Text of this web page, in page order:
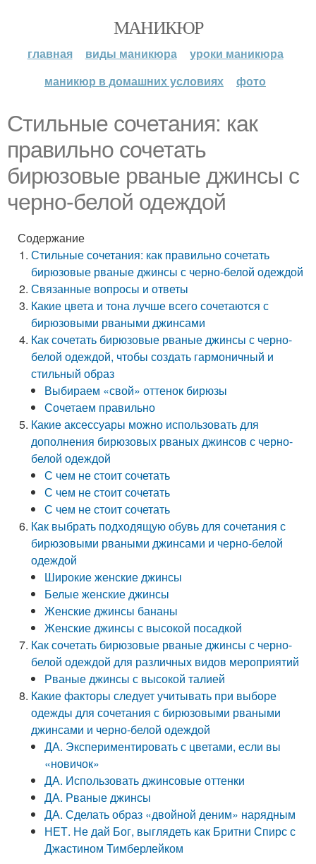
МАНИКЮР
главная виды маникюра
уроки маникюра
маникюр в домашних условиях
фото
Стильные сочетания: как
правильно сочетать
бирюзовые рваные джинсы с
черно-белой одеждой
Содержание
Стильные сочетания: как правильно сочетать
бирюзовые рваные джинсы с черно-белой одеждой
Связанные вопросы и ответы
Какие цвета и тона лучше всего сочетаются с
бирюзовыми рваными джинсами
Как сочетать бирюзовые рваные джинсы с черно-
белой одеждой, чтобы создать гармоничный и
стильный образ
Выбираем «свой» оттенок бирюзы
Сочетаем правильно
Какие аксессуары можно использовать для
дополнения бирюзовых рваных джинсов с черно-
белой одеждой
С чем не стоит сочетать
С чем не стоит сочетать
С чем не стоит сочетать
Как выбрать подходящую обувь для сочетания с
бирюзовыми рваными джинсами и черно-белой
одеждой
Широкие женские джинсы
Белые женские джинсы
Женские джинсы бананы
Женские джинсы с высокой посадкой
Как сочетать бирюзовые рваные джинсы с черно-
белой одеждой для различных видов мероприятий
Рваные джинсы с высокой талией
Какие факторы следует учитывать при выборе
одежды для сочетания с бирюзовыми рваными
джинсами и черно-белой одеждой
ДА. Экспериментировать с цветами, если вы
«новичок»
ДА. Использовать джинсовые оттенки
ДА. Рваные джинсы
ДА. Сделать образ «двойной деним» нарядным
НЕТ. Не дай Бог, выглядеть как Бритни Спирс с
Джастином Тимберлейком